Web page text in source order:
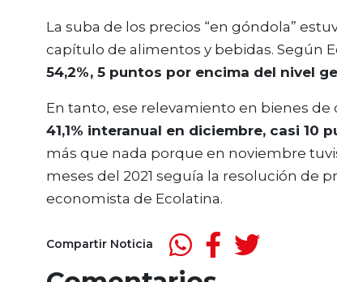
La suba de los precios “en góndola”
capítulo de alimentos y bebidas. Según
54,2%, 5 puntos por encima del nivel
En tanto, ese relevamiento en bienes
41,1% interanual en diciembre, casi 10
más que nada porque en noviembre
meses del 2021 seguía la resolución de
economista de Ecolatina.
Compartir Noticia